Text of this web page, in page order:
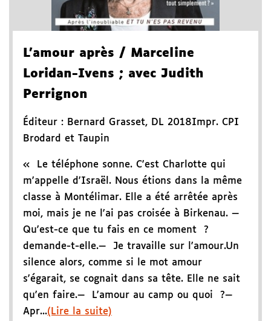
L'amour après / Marceline
Loridan-Ivens ; avec Judith
Perrignon
Éditeur : Bernard Grasset, DL 2018Impr. CPI
Brodard et Taupin
« Le téléphone sonne. C'est Charlotte qui
m'appelle d'Israël. Nous étions dans la même
classe à Montélimar. Elle a été arrêtée après
moi, mais je ne l'ai pas croisée à Birkenau. —
Qu'est-ce que tu fais en ce moment ?
demande-t-elle.— Je travaille sur l'amour.Un
silence alors, comme si le mot amour
s'égarait, se cognait dans sa tête. Elle ne sait
qu'en faire.— L'amour au camp ou quoi ?—
Apr...(Lire la suite)